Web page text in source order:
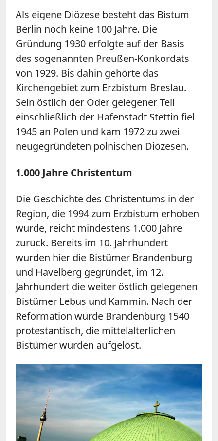
Als eigene Diözese besteht das Bistum
Berlin noch keine 100 Jahre. Die
Gründung 1930 erfolgte auf der Basis
des sogenannten Preußen-Konkordats
von 1929. Bis dahin gehörte das
Kirchengebiet zum Erzbistum Breslau.
Sein östlich der Oder gelegener Teil
einschließlich der Hafenstadt Stettin fiel
1945 an Polen und kam 1972 zu zwei
neugegründeten polnischen Diözesen.
1.000 Jahre Christentum
Die Geschichte des Christentums in der
Region, die 1994 zum Erzbistum erhoben
wurde, reicht mindestens 1.000 Jahre
zurück. Bereits im 10. Jahrhundert
wurden hier die Bistümer Brandenburg
und Havelberg gegründet, im 12.
Jahrhundert die weiter östlich gelegenen
Bistümer Lebus und Kammin. Nach der
Reformation wurde Brandenburg 1540
protestantisch, die mittelalterlichen
Bistümer wurden aufgelöst.